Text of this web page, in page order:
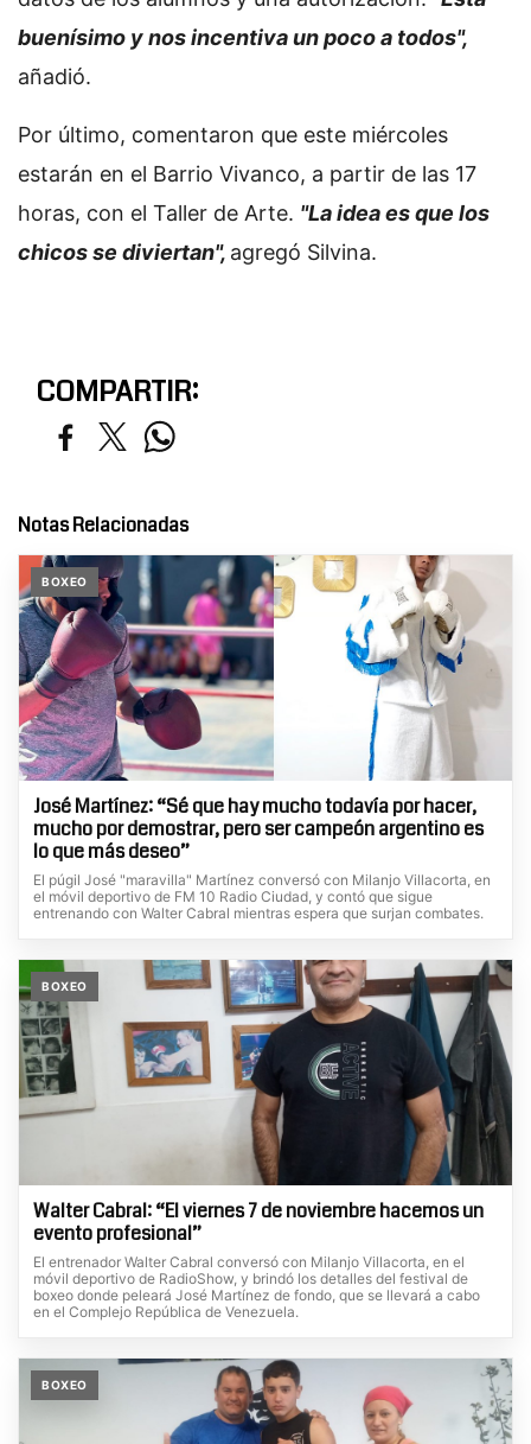
buenísimo y nos incentiva un poco a todos",
añadió.
Por último, comentaron que este miércoles
estarán en el Barrio Vivanco, a partir de las 17
horas, con el Taller de Arte. "La idea es que los
chicos se diviertan", agregó Silvina.
COMPARTIR:
Notas Relacionadas
BOXEO
José Martínez: “Sé que hay mucho todavía por hacer,
mucho por demostrar, pero ser campeón argentino es
lo que más deseo”
El púgil José "maravilla" Martínez conversó con Milanjo Villacorta, en
el móvil deportivo de FM 10 Radio Ciudad, y contó que sigue
entrenando con Walter Cabral mientras espera que surjan combates.
BOXEO
Walter Cabral: “El viernes 7 de noviembre hacemos un
evento profesional”
El entrenador Walter Cabral conversó con Milanjo Villacorta, en el
móvil deportivo de RadioShow, y brindó los detalles del festival de
boxeo donde peleará José Martínez de fondo, que se llevará a cabo
en el Complejo República de Venezuela.
BOXEO